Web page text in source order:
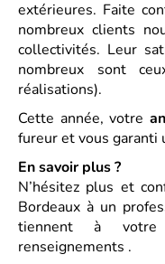
extérieures. Faite
nombreux clients
collectivités. Leur
nombreux sont
réalisations).
Cette année, votre
fureur et vous garanti
En savoir plus ?
N’hésitez plus et
Bordeaux à un
tiennent à
renseignements .